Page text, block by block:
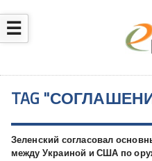
☰
TAG
Зеленский согласовал
между Украиной и США по